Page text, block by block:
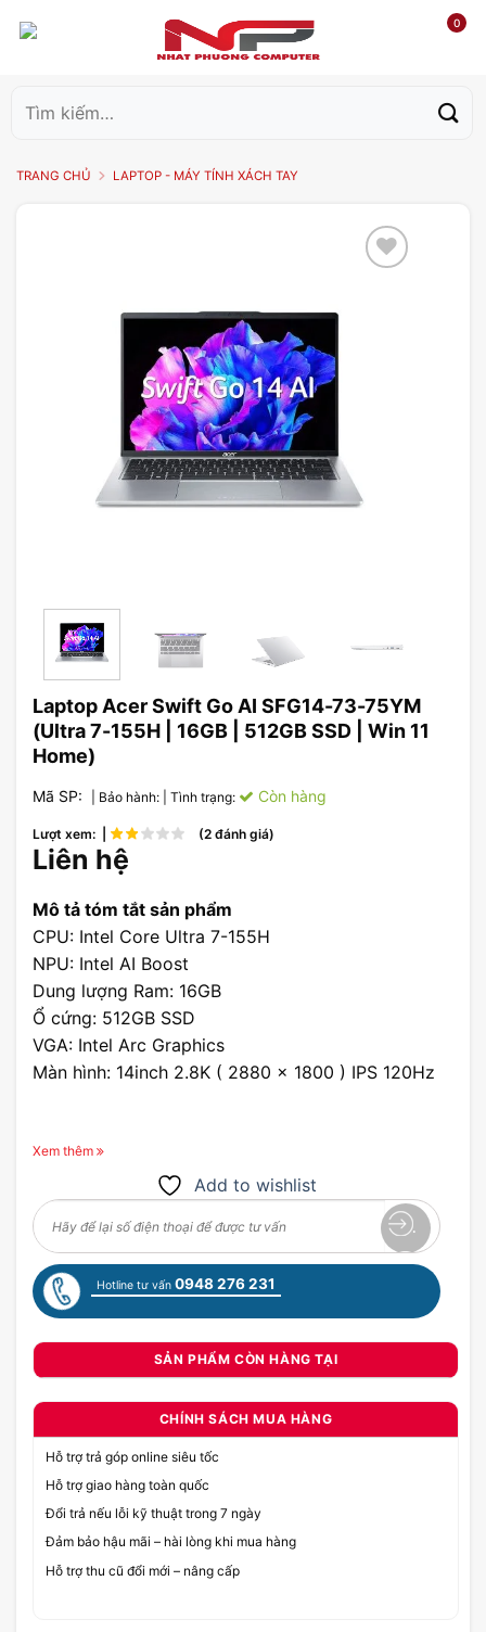
0
kiếm:
TRANG CHỦ LAPTOP - MÁY TÍNH XÁCH TAY
Laptop Acer Swift Go AI SFG14-73-75YM
(Ultra 7-155H | 16GB | 512GB SSD | Win 11
Home)
Mã SP: | Bảo hành: | Tình trạng: Còn hàng
Lượt xem: | (2 đánh giá)
Liên hệ
Mô tả tóm tắt sản phẩm
CPU: Intel Core Ultra 7-155H
NPU: Intel AI Boost
Dung lượng Ram: 16GB
Ổ cứng: 512GB SSD
VGA: Intel Arc Graphics
Màn hình: 14inch 2.8K ( 2880 x 1800 ) IPS 120Hz
Xem thêm
Add to wishlist
Hotline tư vấn 0948 276 231
SẢN PHẨM CÒN HÀNG TẠI
CHÍNH SÁCH MUA HÀNG
Hỗ trợ trả góp online siêu tốc
Hỗ trợ giao hàng toàn quốc
Đổi trả nếu lỗi kỹ thuật trong 7 ngày
Đảm bảo hậu mãi – hài lòng khi mua hàng
Hỗ trợ thu cũ đổi mới – nâng cấp